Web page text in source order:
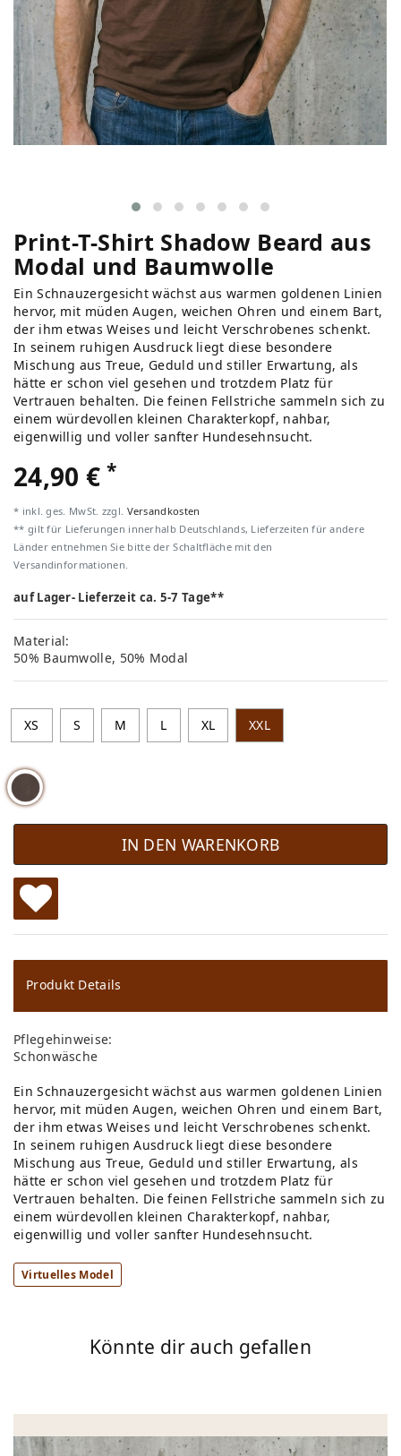
Print-T-Shirt Shadow Beard aus
Modal und Baumwolle
Ein Schnauzergesicht wächst aus warmen goldenen Linien
hervor, mit müden Augen, weichen Ohren und einem Bart,
der ihm etwas Weises und leicht Verschrobenes schenkt.
In seinem ruhigen Ausdruck liegt diese besondere
Mischung aus Treue, Geduld und stiller Erwartung, als
hätte er schon viel gesehen und trotzdem Platz für
Vertrauen behalten. Die feinen Fellstriche sammeln sich zu
einem würdevollen kleinen Charakterkopf, nahbar,
eigenwillig und voller sanfter Hundesehnsucht.
24,90 €*
* inkl. ges. MwSt. zzgl. Versandkosten
** gilt für Lieferungen innerhalb Deutschlands, Lieferzeiten für andere
Länder entnehmen Sie bitte der Schaltfläche mit den
Versandinformationen.
auf Lager- Lieferzeit ca. 5-7 Tage**
Material:
50% Baumwolle, 50% Modal
XS S M L XL XXL
IN DEN WARENKORB
W
u
ns
ch
lis
te
Produkt Details
Pflegehinweise:
Schonwäsche
Ein Schnauzergesicht wächst aus warmen goldenen Linien
hervor, mit müden Augen, weichen Ohren und einem Bart,
der ihm etwas Weises und leicht Verschrobenes schenkt.
In seinem ruhigen Ausdruck liegt diese besondere
Mischung aus Treue, Geduld und stiller Erwartung, als
hätte er schon viel gesehen und trotzdem Platz für
Vertrauen behalten. Die feinen Fellstriche sammeln sich zu
einem würdevollen kleinen Charakterkopf, nahbar,
eigenwillig und voller sanfter Hundesehnsucht.
Virtuelles Model
Könnte dir auch gefallen